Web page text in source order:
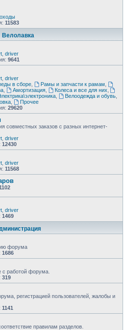
11583
Велолавка
driver
9641
driver
в сборе, Рамы и запчасти к рамам
, Амортизация, Колеса и все для них
, Велоодежда и обувь,
,
Прочее
29620
совместных заказов с разных интернет-
driver
12430
driver
11568
driver
1469
форума
1686
работой форума.
319
регистрацией пользователей, жалобы и
1141
правилам разделов.